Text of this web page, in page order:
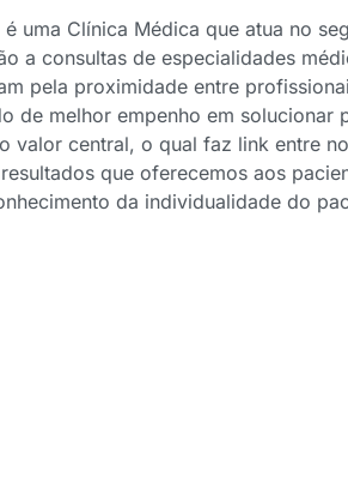
uma Clínica Médica que atua no
a consultas de especialidades
pela proximidade entre
de melhor empenho em solucionar
valor central, o qual faz link entre
que oferecemos aos
da individualidade do